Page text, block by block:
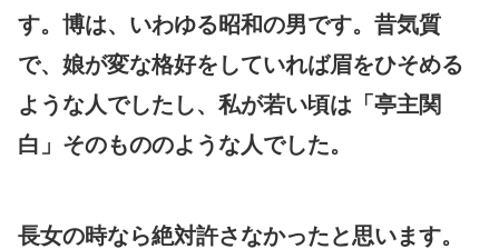
す。博は、いわゆる昭和の男です。昔気質
で、娘が変な格好をしていれば眉をひそめる
ような人でしたし、私が若い頃は「亭主関
白」そのもののような人でした。
長女の時なら絶対許さなかったと思います。